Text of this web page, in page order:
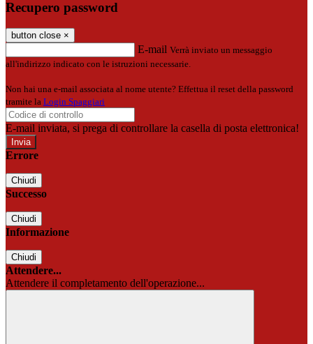
Recupero password
button close ×
E-mail Verrà inviato un messaggio
all'indirizzo indicato con le istruzioni necessarie.
Non hai una e-mail associata al nome utente? Effettua il reset della password
tramite la Login Spaggiari
E-mail inviata, si prega di controllare la casella di posta elettronica!
Errore
Chiudi
Successo
Chiudi
Informazione
Chiudi
Attendere...
Attendere il completamento dell'operazione...